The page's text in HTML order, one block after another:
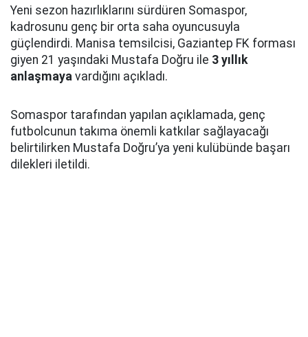
Yeni sezon hazırlıklarını sürdüren Somaspor,
kadrosunu genç bir orta saha oyuncusuyla
güçlendirdi. Manisa temsilcisi, Gaziantep FK forması
giyen 21 yaşındaki Mustafa Doğru ile 3 yıllık
anlaşmaya vardığını açıkladı.
Somaspor tarafından yapılan açıklamada, genç
futbolcunun takıma önemli katkılar sağlayacağı
belirtilirken Mustafa Doğru’ya yeni kulübünde başarı
dilekleri iletildi.